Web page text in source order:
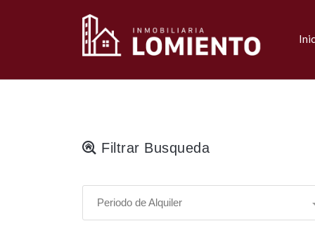
Filtrar Busqueda
Periodo de Alquiler